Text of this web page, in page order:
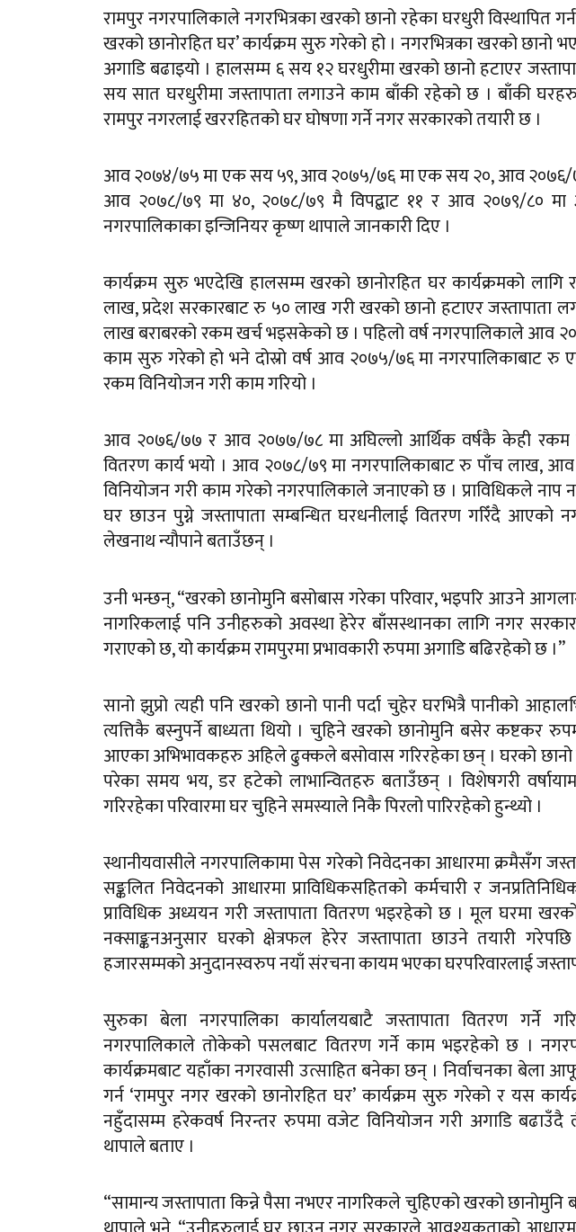
रामपुर नगरपालिकाले नगरभित्रका खरको छानो रहेका घरधुरी विस्थापित
खरको छानोरहित घर’ कार्यक्रम सुरु गरेको हो । नगरभित्रका खरको छानो
अगाडि बढाइयो । हालसम्म ६ सय १२ घरधुरीमा खरको छानो हटाएर
सय सात घरधुरीमा जस्तापाता लगाउने काम बाँकी रहेको छ । बाँकी
रामपुर नगरलाई खररहितको घर घोषणा गर्ने नगर सरकारको तयारी छ ।
आव २०७४/७५ मा एक सय ५९, आव २०७५/७६ मा एक सय २०, आव
आव २०७८/७९ मा ४०, २०७८/७९ मै विपद्बाट ११ र आव २०७९/८० मा
नगरपालिकाका इन्जिनियर कृष्ण थापाले जानकारी दिए ।
कार्यक्रम सुरु भएदेखि हालसम्म खरको छानोरहित घर कार्यक्रमको
लाख, प्रदेश सरकारबाट रु ५० लाख गरी खरको छानो हटाएर
लाख बराबरको रकम खर्च भइसकेको छ । पहिलो वर्ष नगरपालिकाले आव
काम सुरु गरेको हो भने दोस्रो वर्ष आव २०७५/७६ मा नगरपालिकाबाट
रकम विनियोजन गरी काम गरियो ।
आव २०७६/७७ र आव २०७७/७८ मा अघिल्लो आर्थिक वर्षकै केही रकम
वितरण कार्य भयो । आव २०७८/७९ मा नगरपालिकाबाट रु पाँच लाख,
विनियोजन गरी काम गरेको नगरपालिकाले जनाएको छ । प्राविधिकले नाप
घर छाउन पुग्ने जस्तापाता सम्बन्धित घरधनीलाई वितरण गरिँदै आएको
लेखनाथ न्यौपाने बताउँछन् ।
उनी भन्छन्, “खरको छानोमुनि बसोबास गरेका परिवार, भइपरि आउने
नागरिकलाई पनि उनीहरुको अवस्था हेरेर बाँसस्थानका लागि नगर
गराएको छ, यो कार्यक्रम रामपुरमा प्रभावकारी रुपमा अगाडि बढिरहेको छ ।”
सानो झुप्रो त्यही पनि खरको छानो पानी पर्दा चुहेर घरभित्रै पानीको
त्यत्तिकै बस्नुपर्ने बाध्यता थियो । चुहिने खरको छानोमुनि बसेर कष्टकर
आएका अभिभावकहरु अहिले ढुक्कले बसोवास गरिरहेका छन् । घरको छानो
परेका समय भय, डर हटेको लाभान्वितहरु बताउँछन् । विशेषगरी
गरिरहेका परिवारमा घर चुहिने समस्याले निकै पिरलो पारिरहेको हुन्थ्यो ।
स्थानीयवासीले नगरपालिकामा पेस गरेको निवेदनका आधारमा क्रमैसँग
सङ्कलित निवेदनको आधारमा प्राविधिकसहितको कर्मचारी र
प्राविधिक अध्ययन गरी जस्तापाता वितरण भइरहेको छ । मूल घरमा
नक्साङ्कनअनुसार घरको क्षेत्रफल हेरेर जस्तापाता छाउने तयारी
हजारसम्मको अनुदानस्वरुप नयाँ संरचना कायम भएका घरपरिवारलाई
सुरुका बेला नगरपालिका कार्यालयबाटै जस्तापाता वितरण गर्ने
नगरपालिकाले तोकेको पसलबाट वितरण गर्ने काम भइरहेको छ ।
कार्यक्रमबाट यहाँका नगरवासी उत्साहित बनेका छन् । निर्वाचनका बेला
गर्न ‘रामपुर नगर खरको छानोरहित घर’ कार्यक्रम सुरु गरेको र यस
नहुँदासम्म हरेकवर्ष निरन्तर रुपमा वजेट विनियोजन गरी अगाडि
थापाले बताए ।
“सामान्य जस्तापाता किन्ने पैसा नभएर नागरिकले चुहिएको खरको